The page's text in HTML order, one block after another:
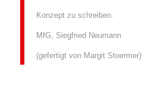
Konzept zu schreiben.
MfG, Siegfried Neumann
(gefertigt von Margit Stoermer)